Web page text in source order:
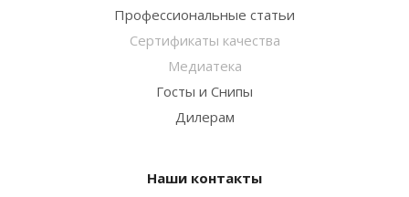
Профессиональные статьи
Сертификаты качества
Медиатека
Госты и Снипы
Дилерам
Наши контакты